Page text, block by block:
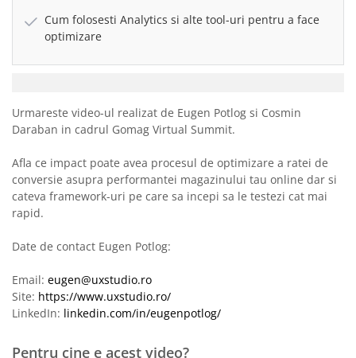
Cum folosesti Analytics si alte tool-uri pentru a face
optimizare
Urmareste video-ul realizat de Eugen Potlog si Cosmin
Daraban in cadrul Gomag Virtual Summit.
Afla ce impact poate avea procesul de optimizare a ratei de
conversie asupra performantei magazinului tau online dar si
cateva framework-uri pe care sa incepi sa le testezi cat mai
rapid.
Date de contact Eugen Potlog:
Email: eugen@uxstudio.ro
Site: https://www.uxstudio.ro/
LinkedIn: linkedin.com/in/eugenpotlog/
Pentru cine e acest video?